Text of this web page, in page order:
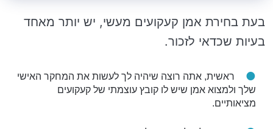
בעת בחירת אמן קעקועים מעשי, יש יותר מאחד
בעיות שכדאי לזכור.
ראשית, אתה רוצה שיהיה לך לעשות את המחקר האישי
שלך ולמצוא אמן שיש לו קובץ עוצמתי של קעקועים
מציאותיים.